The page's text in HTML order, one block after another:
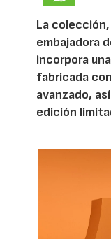
La
embajadora
incorpora
fabricada
avanzado,
edición